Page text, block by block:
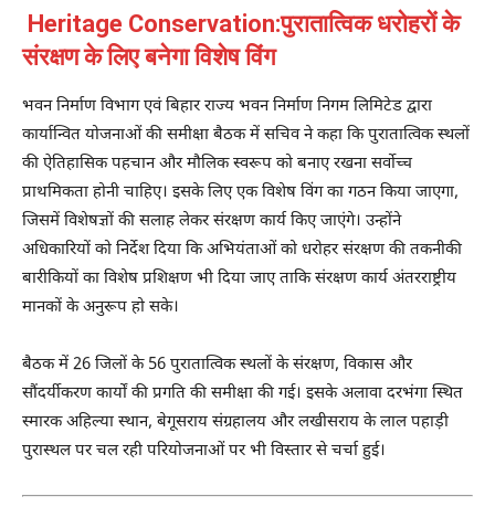
Heritage Conservation:पुरातात्विक धरोहरों के
संरक्षण के लिए बनेगा विशेष विंग
भवन निर्माण विभाग एवं बिहार राज्य भवन निर्माण निगम लिमिटेड द्वारा
कार्यान्वित योजनाओं की समीक्षा बैठक में सचिव ने कहा कि पुरातात्विक स्थलों
की ऐतिहासिक पहचान और मौलिक स्वरूप को बनाए रखना सर्वोच्च
प्राथमिकता होनी चाहिए। इसके लिए एक विशेष विंग का गठन किया जाएगा,
जिसमें विशेषज्ञों की सलाह लेकर संरक्षण कार्य किए जाएंगे। उन्होंने
अधिकारियों को निर्देश दिया कि अभियंताओं को धरोहर संरक्षण की तकनीकी
बारीकियों का विशेष प्रशिक्षण भी दिया जाए ताकि संरक्षण कार्य अंतरराष्ट्रीय
मानकों के अनुरूप हो सके।
बैठक में 26 जिलों के 56 पुरातात्विक स्थलों के संरक्षण, विकास और
सौंदर्यीकरण कार्यों की प्रगति की समीक्षा की गई। इसके अलावा दरभंगा स्थित
स्मारक अहिल्या स्थान, बेगूसराय संग्रहालय और लखीसराय के लाल पहाड़ी
पुरास्थल पर चल रही परियोजनाओं पर भी विस्तार से चर्चा हुई।